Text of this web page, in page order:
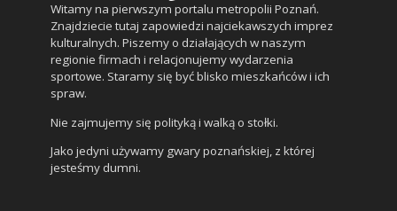
Witamy na pierwszym portalu metropolii Poznań.
Znajdziecie tutaj zapowiedzi najciekawszych imprez
kulturalnych. Piszemy o działających w naszym
regionie firmach i relacjonujemy wydarzenia
sportowe. Staramy się być blisko mieszkańców i ich
spraw.
Nie zajmujemy się polityką i walką o stołki.
Jako jedyni używamy gwary poznańskiej, z której
jesteśmy dumni.